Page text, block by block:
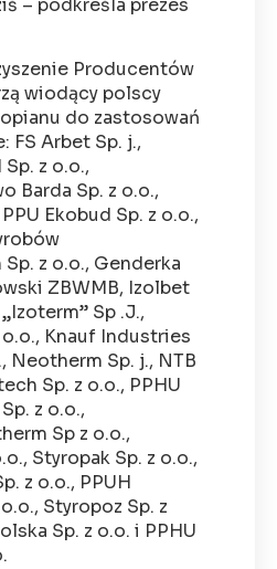
Producentów
wiodący polscy
do zastosowań
FS Arbet Sp. j.,
Sp. z o.o.,
Barda Sp. z o.o.,
Ekobud Sp. z o.o.,
z o.o., Genderka
ZBWMB, Izolbet
Sp .J.,
Knauf Industries
Neotherm Sp. j., NTB
Sp. z o.o., PPHU
z o.o.,
Sp z o.o.,
Styropak Sp. z o.o.,
z o.o., PPUH
Styropoz Sp. z
Sp. z o.o. i PPHU